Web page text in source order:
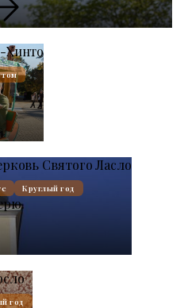
Хинто
Святого Ласло
Круглый год
год